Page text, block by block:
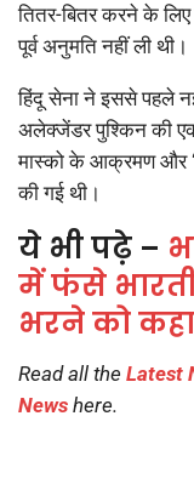
तितर-बितर करने के
पूर्व अनुमति नहीं ली थी।
हिंदू सेना ने इससे पहले
अलेक्जेंडर पुश्किन की
मास्को के आक्रमण और
की गई थी।
ये भी पढ़े –
में फंसे
भरने को कहा
Read all the Latest
News here.